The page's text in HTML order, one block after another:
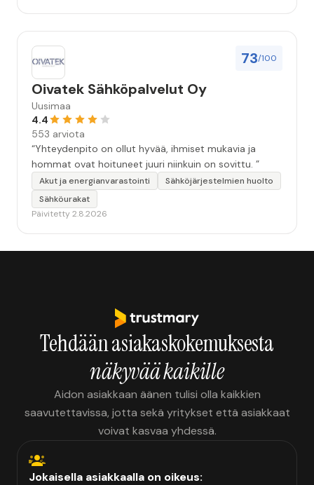
73/100
Oivatek Sähköpalvelut Oy
Uusimaa
4.4
553 arviota
“Yhteydenpito on ollut hyvää, ihmiset mukavia ja
hommat ovat hoituneet juuri niinkuin on sovittu. ”
Akut ja energianvarastointi
Sähköjärjestelmien huolto
Sähköurakat
Päivitetty 2.8.2026
Tehdään asiakaskokemuksesta
näkyvää kaikille
Aidon asiakkaan äänen tulisi olla kaikkien
saavutettavissa, jotta sekä yritykset että asiakkaat
voivat kasvaa yhdessä.
Jokaisella asiakkaalla on oikeus: